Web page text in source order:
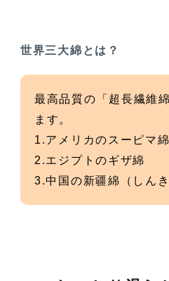
6
一枚
らイ
ンナ
まで
長い
シー
大活
世界三大綿とは？
最高品質の「超長繊維
ます。
1.アメリカのスーピマ綿
2.エジプトのギザ綿
3.中国の新疆綿（しんき